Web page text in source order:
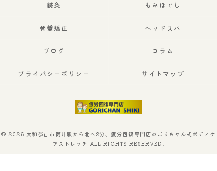
鍼灸 もみほぐし
骨盤矯正 ヘッドスパ
ブログ コラム
プライバシーポリシー サイトマップ
© 2026 大和郡山市筒井駅から北へ2分、疲労回復専門店のごりちゃん式ボディケ
アストレッチ ALL RIGHTS RESERVED.